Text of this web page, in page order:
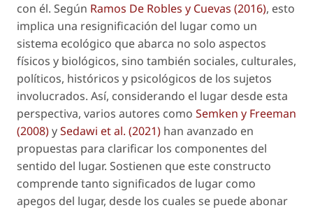
con él. Según Ramos De Robles y Cuevas (2016), esto
implica una resignificación del lugar como un
sistema ecológico que abarca no solo aspectos
físicos y biológicos, sino también sociales, culturales,
políticos, históricos y psicológicos de los sujetos
involucrados. Así, considerando el lugar desde esta
perspectiva, varios autores como Semken y Freeman
(2008)ySedawi et al. (2021) han avanzado en
propuestas para clarificar los componentes del
sentido del lugar. Sostienen que este constructo
comprende tanto significados de lugar como
apegos del lugar, desde los cuales se puede abonar